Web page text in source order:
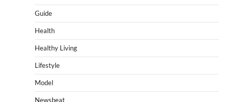
Guide
Health
Healthy Living
Lifestyle
Model
Newsbeat